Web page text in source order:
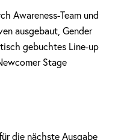
Awareness-Team und
ausgebaut, Gender
gebuchtes Line-up
Stage
die nächste Ausgabe